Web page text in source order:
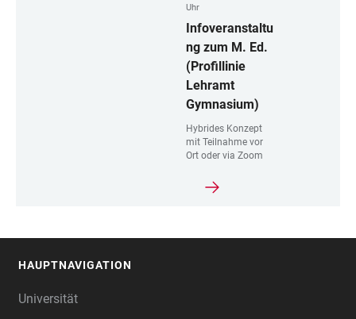
Uhr
Infoveranstaltu
ng zum M. Ed.
(Profillinie
Lehramt
Gymnasium)
Hybrides Konzept
mit Teilnahme vor
Ort oder via Zoom
HAUPTNAVIGATION
Universität